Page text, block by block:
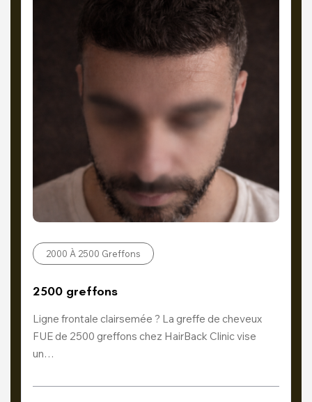
2000 À 2500 Greffons
2500 greffons
Ligne frontale clairsemée ? La greffe de cheveux
FUE de 2500 greffons chez HairBack Clinic vise
un…